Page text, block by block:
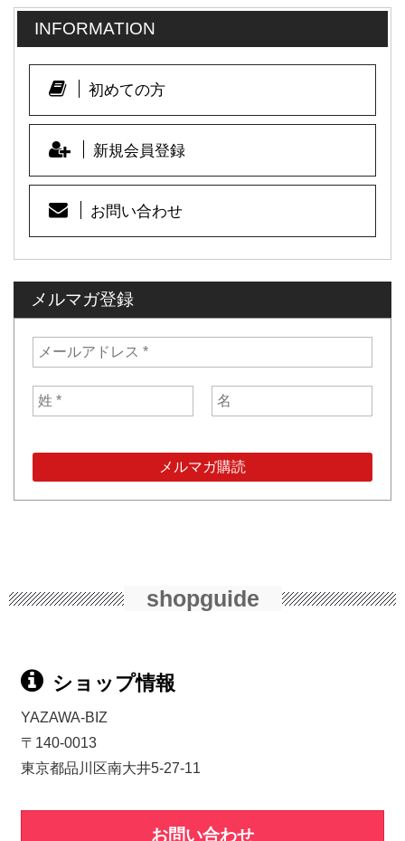
INFORMATION
初めての方
新規会員登録
お問い合わせ
メルマガ登録
shopguide
ショップ情報
YAZAWA-BIZ
〒140-0013
東京都品川区南大井5-27-11
お問い合わせ